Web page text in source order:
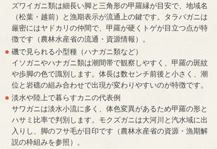
ズワイガニ類は細長い脚と三角形の甲羅縁が目安で、地域名
（松葉・越前）と漁期表示が流通上の鍵です。タラバガニは
厳密にはヤドカリの仲間で、甲羅が硬くトゲが目立つ点が特
徴です（農林水産省の流通・資源情報）。
磯で見られる小型種（ハナガニ類など）
イソガニやハナガニ類は潮間帯で観察しやすく、甲羅の斑紋
や歩脚の色で識別します。体長は数センチ前後と小さく、潮
位と岩礁の組み合わせで出現が変わりやすいのが特徴です。
淡水や陸上で暮らすカニの代表例
サワガニは淡水小流に多く、体色変異があるため甲羅の形と
ハサミ比率で判別します。モクズガニは大河川と汽水域に出
入りし、脚のフサ毛が目印です（農林水産省の資源・漁期解
説の枠組みを参照）。